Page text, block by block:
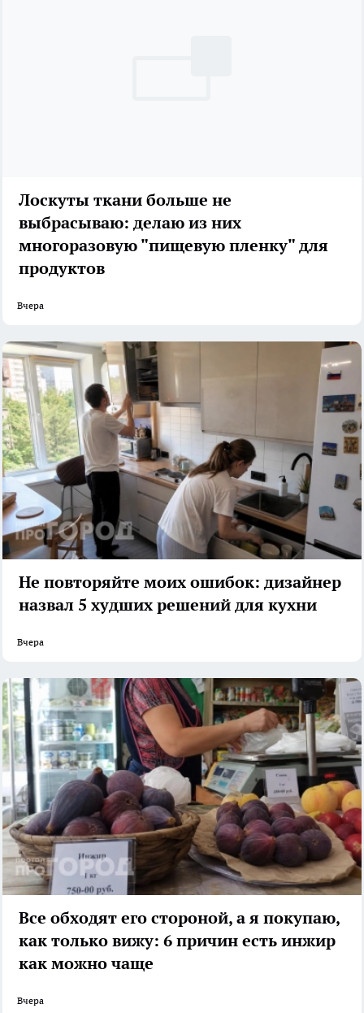
Лоскуты ткани больше не
выбрасываю: делаю из них
многоразовую "пищевую пленку" для
продуктов
Вчера
Не повторяйте моих ошибок: дизайнер
назвал 5 худших решений для кухни
Вчера
Все обходят его стороной, а я покупаю,
как только вижу: 6 причин есть инжир
как можно чаще
Вчера